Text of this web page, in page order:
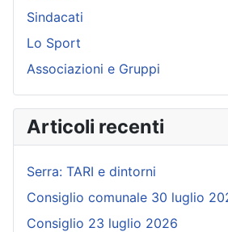
Sindacati
Lo Sport
Associazioni e Gruppi
Articoli recenti
Serra: TARI e dintorni
Consiglio comunale 30 luglio
Consiglio 23 luglio 2026